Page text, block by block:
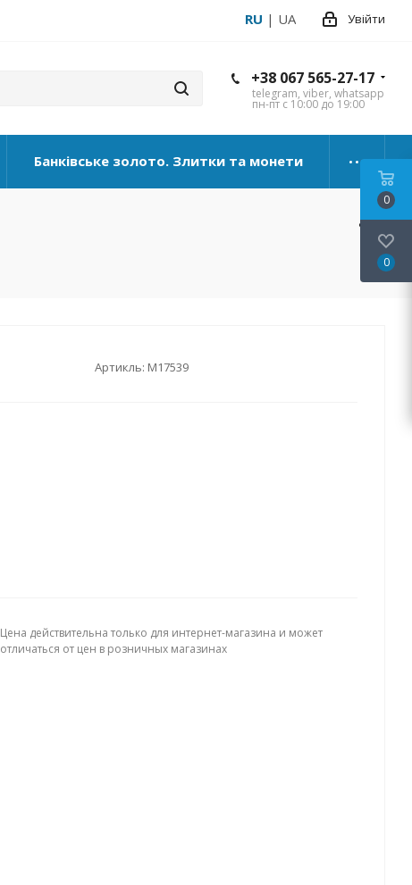
Увійти
RU | UA
+38 067 565-27-17
telegram, viber, whatsapp
пн-пт с 10:00 до 19:00
Банківське золото. Злитки та монети
Артикль: М17539
Цена действительна только для интернет-магазина и может
отличаться от цен в розничных магазинах
0
0